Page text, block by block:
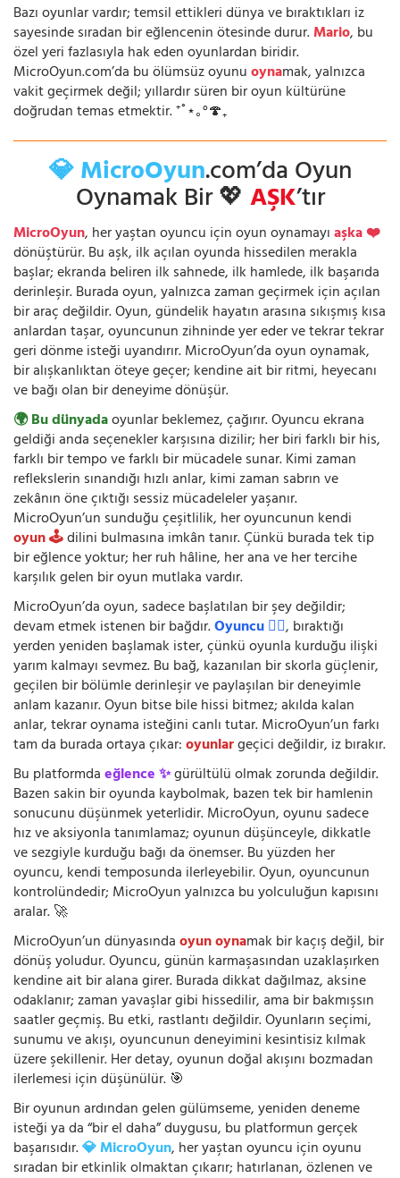
Bazı oyunlar vardır; temsil ettikleri dünya ve bıraktıkları iz
sayesinde sıradan bir eğlencenin ötesinde durur.Mario, bu
özel yeri fazlasıyla hak eden oyunlardan biridir.
MicroOyun.com’da bu ölümsüz oyunuoynamak, yalnızca
vakit geçirmek değil; yıllardır süren bir oyun kültürüne
doğrudan temas etmektir. ⁺˚⋆｡°🍄₊
💎 MicroOyun.com’da Oyun
Oynamak Bir 💖AŞK’tır
MicroOyun, her yaştan oyuncu için oyun oynamayıaşka ❤️
dönüştürür. Bu aşk, ilk açılan oyunda hissedilen merakla
başlar; ekranda beliren ilk sahnede, ilk hamlede, ilk başarıda
derinleşir. Burada oyun, yalnızca zaman geçirmek için açılan
bir araç değildir. Oyun, gündelik hayatın arasına sıkışmış kısa
anlardan taşar, oyuncunun zihninde yer eder ve tekrar tekrar
geri dönme isteği uyandırır. MicroOyun’da oyun oynamak,
bir alışkanlıktan öteye geçer; kendine ait bir ritmi, heyecanı
ve bağı olan bir deneyime dönüşür.
🌍 Bu dünyadaoyunlar beklemez, çağırır. Oyuncu ekrana
geldiği anda seçenekler karşısına dizilir; her biri farklı bir his,
farklı bir tempo ve farklı bir mücadele sunar. Kimi zaman
reflekslerin sınandığı hızlı anlar, kimi zaman sabrın ve
zekânın öne çıktığı sessiz mücadeleler yaşanır.
MicroOyun’un sunduğu çeşitlilik, her oyuncunun kendi
oyun 🕹️dilini bulmasına imkân tanır. Çünkü burada tek tip
bir eğlence yoktur; her ruh hâline, her ana ve her tercihe
karşılık gelen bir oyun mutlaka vardır.
MicroOyun’da oyun, sadece başlatılan bir şey değildir;
devam etmek istenen bir bağdır.Oyuncu 🧍‍♂️, bıraktığı
yerden yeniden başlamak ister, çünkü oyunla kurduğu ilişki
yarım kalmayı sevmez. Bu bağ, kazanılan bir skorla güçlenir,
geçilen bir bölümle derinleşir ve paylaşılan bir deneyimle
anlam kazanır. Oyun bitse bile hissi bitmez; akılda kalan
anlar, tekrar oynama isteğini canlı tutar. MicroOyun’un farkı
tam da burada ortaya çıkar:oyunlargeçici değildir, iz bırakır.
Bu platformdaeğlence ✨gürültülü olmak zorunda değildir.
Bazen sakin bir oyunda kaybolmak, bazen tek bir hamlenin
sonucunu düşünmek yeterlidir. MicroOyun, oyunu sadece
hız ve aksiyonla tanımlamaz; oyunun düşünceyle, dikkatle
ve sezgiyle kurduğu bağı da önemser. Bu yüzden her
oyuncu, kendi temposunda ilerleyebilir. Oyun, oyuncunun
kontrolündedir; MicroOyun yalnızca bu yolculuğun kapısını
aralar. 🚀
MicroOyun’un dünyasındaoyun oynamak bir kaçış değil, bir
dönüş yoludur. Oyuncu, günün karmaşasından uzaklaşırken
kendine ait bir alana girer. Burada dikkat dağılmaz, aksine
odaklanır; zaman yavaşlar gibi hissedilir, ama bir bakmışsın
saatler geçmiş. Bu etki, rastlantı değildir. Oyunların seçimi,
sunumu ve akışı, oyuncunun deneyimini kesintisiz kılmak
üzere şekillenir. Her detay, oyunun doğal akışını bozmadan
ilerlemesi için düşünülür. 🎯
Bir oyunun ardından gelen gülümseme, yeniden deneme
isteği ya da “bir el daha” duygusu, bu platformun gerçek
başarısıdır.💎 MicroOyun, her yaştan oyuncu için oyunu
sıradan bir etkinlik olmaktan çıkarır; hatırlanan, özlenen ve